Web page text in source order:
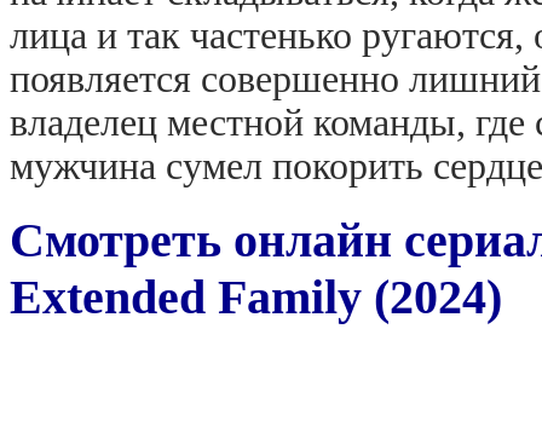
лица и так частенько
появляется совершенно
владелец местной команды,
мужчина сумел покорить
Смотреть онлайн
Extended Family (2024)